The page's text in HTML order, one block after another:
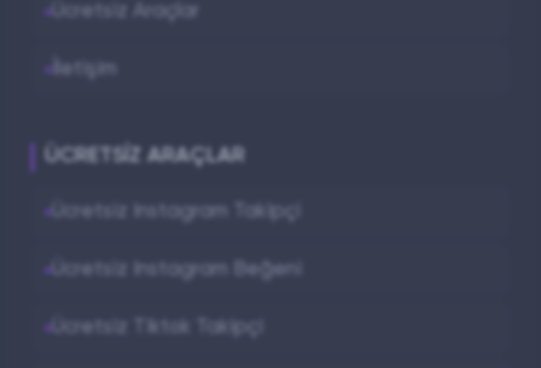
Ücretsiz Araçlar
İletişim
ÜCRETSIZ ARAÇLAR
Ücretsiz Instagram Takipçi
Ücretsiz Instagram Beğeni
Ücretsiz Tiktok Takipçi